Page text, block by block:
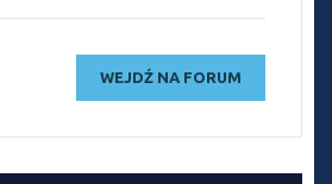
WEJDŹ NA FORUM